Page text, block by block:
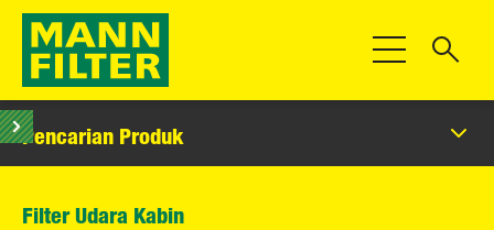
Beralih
Pencarian Produk
Filter Udara Kabin